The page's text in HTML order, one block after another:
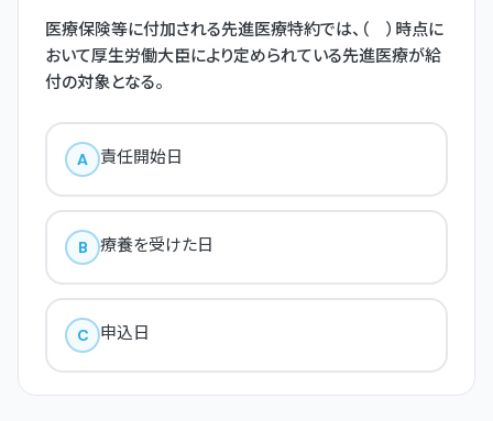
医療保険等に付加される先進医療特約では、（ ）時点に
おいて厚生労働大臣により定められている先進医療が給
付の対象となる。
A 責任開始日
B 療養を受けた日
C 申込日